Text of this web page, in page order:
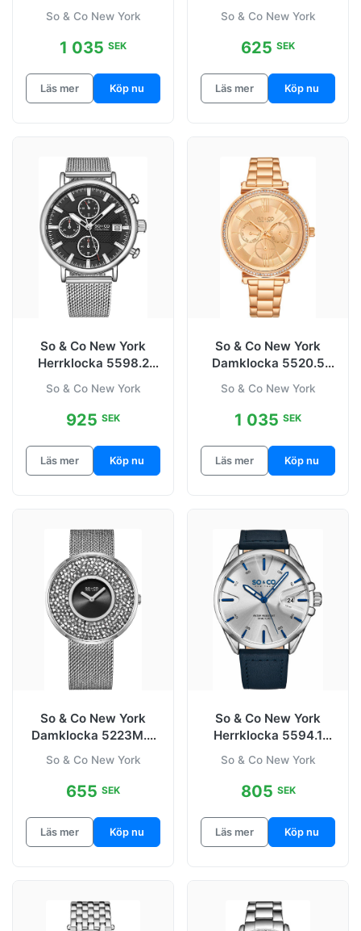
Guld/Gulguldtonat stål
So & Co New York
1 035 SEK
Läs mer Köp nu
Silverfärgad/Stål
So & Co New York
625 SEK
Läs mer Köp nu
So & Co New York
Herrklocka 5598.2
Ø42 mm
So & Co New York
925 SEK
Läs mer Köp nu
So & Co New York
Damklocka 5520.5
So & Co New York
1 035 SEK
Läs mer Köp nu
So & Co New York
Damklocka 5223M.3
Ø40 mm
So & Co New York
655 SEK
Läs mer Köp nu
So & Co New York
Herrklocka 5594.1
Silverfärgad/Läder
So & Co New York
805 SEK
Läs mer Köp nu